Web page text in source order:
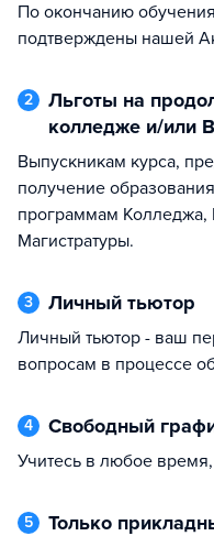
По окончанию обучения ваши знания и часы будут
подтверждены нашей
2
Льготы на продолжение обучения в
колледже и/или
Выпускникам курса, предоставляются скидки на
получение
программам Колледжа,
Магистратуры.
3 Личный тьютор
Личный тьютор - ваш персональный помощник по всем
вопросам в процессе
4 Свободный
Учитесь в любое
5 Только